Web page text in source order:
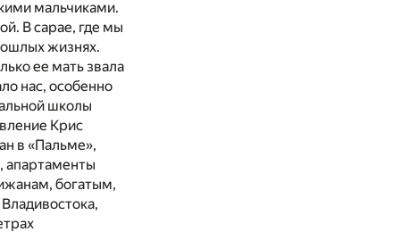
мальчиками.
В сарае, где мы
жизнях.
ее мать звала
нас, особенно
школы
Крис
в «Пальме»,
апартаменты
богатым,